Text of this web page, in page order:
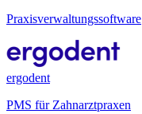
Praxisverwaltungssoftware
ergodent
PMS für Zahnarztpraxen